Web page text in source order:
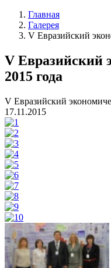
Главная
Галерея
V Евразийский
V Евразийский
2015 года
V Евразийский
17.11.2015